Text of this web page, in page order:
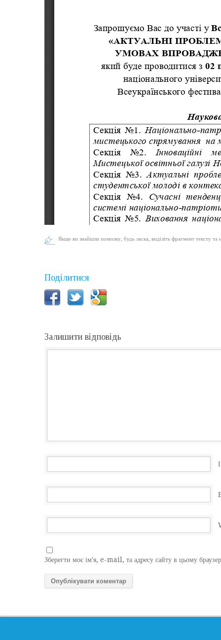
Якщо ви знайшли помилку, будь ласка, виділіть фрагмент тексту та
Поділитися
Залишити відповідь
Зберегти моє ім'я, e-mail, та адресу сайту в цьому